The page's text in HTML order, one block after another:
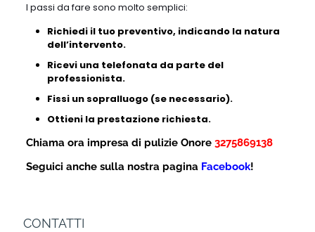
I passi da fare sono molto semplici:
Richiedi il tuo preventivo, indicando la natura
dell’intervento.
Ricevi una telefonata da parte del
professionista.
Fissi un sopralluogo (se necessario).
Ottieni la prestazione richiesta.
Chiama ora impresa di pulizie Onore 3275869138
Seguici anche sulla nostra pagina Facebook!
CONTATTI